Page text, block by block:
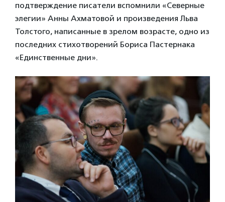
подтверждение писатели вспомнили «Северные
элегии» Анны Ахматовой и произведения Льва
Толстого, написанные в зрелом возрасте, одно из
последних стихотворений Бориса Пастернака
«Единственные дни».